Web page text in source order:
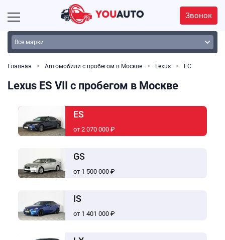
Звонок
Главная Автомобили с пробегом в Москве Lexus ЕС
Lexus ES VII с пробегом в Москве
ES
от 2 070 000 ₽
GS
от 1 500 000 ₽
IS
от 1 401 000 ₽